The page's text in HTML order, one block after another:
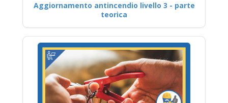
Aggiornamento antincendio livello 3 - parte
teorica